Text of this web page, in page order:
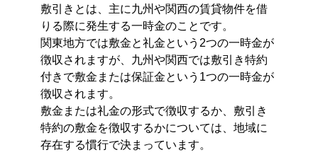
敷引きとは、主に九州や関西の賃貸物件を借
りる際に発生する一時金のことです。
関東地方では敷金と礼金という2つの一時金が
徴収されますが、九州や関西では敷引き特約
付きで敷金または保証金という1つの一時金が
徴収されます。
敷金または礼金の形式で徴収するか、敷引き
特約の敷金を徴収するかについては、地域に
存在する慣行で決まっています。